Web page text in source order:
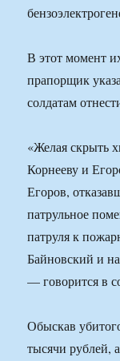
В этот момент
прапорщик
солдатам
«Желая скрыть
Корнееву и
Егоров,
патрульное
патруля к
Байновский и
— говорится в
Обыскав
тысячи рублей,